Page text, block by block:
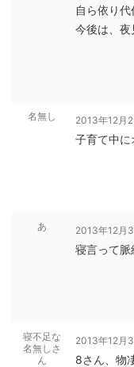
自ら依り代
今後は、
名無し 2013年12月
子育て中に
あ 2013年12月
寝言って脈
寝不足な
名無しさ
ん
2013年12月
8さん、物